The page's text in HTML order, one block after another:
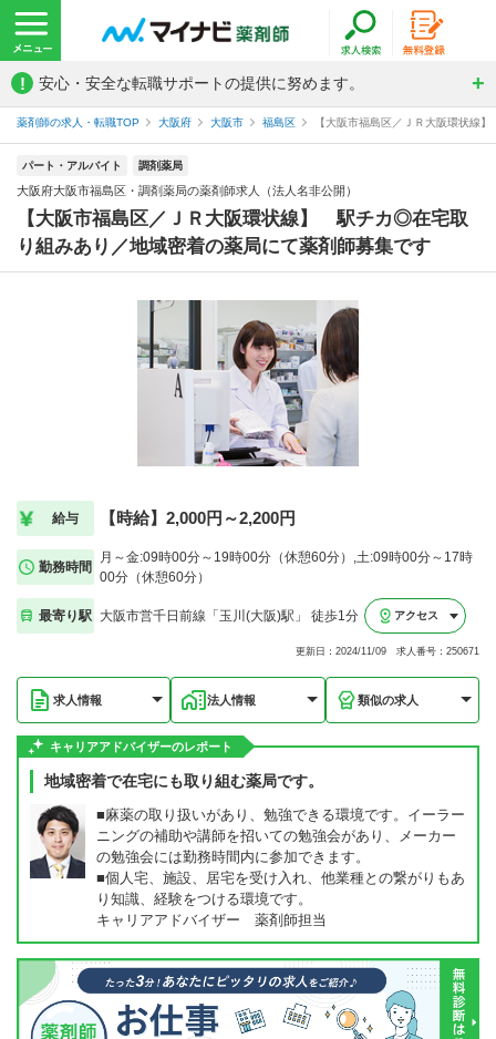
! 安心・安全な転職サポートの提供に努めます。
薬剤師の求人・転職TOP 大阪府 大阪市 福島区 【大阪市福島区／ＪＲ大阪環状線
パート・アルバイト 調剤薬局
大阪府大阪市福島区・調剤薬局の薬剤師求人（法人名非公開）
【大阪市福島区／ＪＲ大阪環状線】 駅チカ◎在宅取
り組みあり／地域密着の薬局にて薬剤師募集です
給与 【時給】2,000円～2,200円
勤務時間
月～金:09時00分～19時00分（休憩60分）,土:09時00分～17時
00分（休憩60分）
最寄り駅 大阪市営千日前線「玉川(大阪)駅」 徒歩1分 アクセス
更新日：2024/11/09 求人番号：250671
求人情報 法人情報 類似の求人
キャリアアドバイザーのレポート
地域密着で在宅にも取り組む薬局です。
■麻薬の取り扱いがあり、勉強できる環境です。イーラー
ニングの補助や講師を招いての勉強会があり、メーカー
の勉強会には勤務時間内に参加できます。
■個人宅、施設、居宅を受け入れ、他業種との繋がりもあ
り知識、経験をつける環境です。
キャリアアドバイザー 薬剤師担当